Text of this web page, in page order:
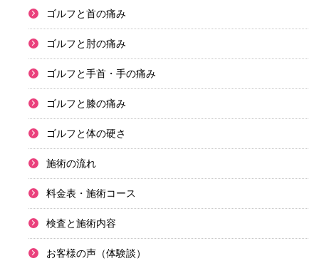
ゴルフと首の痛み
ゴルフと肘の痛み
ゴルフと手首・手の痛み
ゴルフと膝の痛み
ゴルフと体の硬さ
施術の流れ
料金表・施術コース
検査と施術内容
お客様の声（体験談）